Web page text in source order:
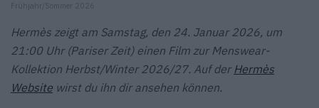
Frühjahr/Sommer 2026
Hermès zeigt am Samstag, den 24. Januar 2026, um
21:00 Uhr (Pariser Zeit) einen Film zur Menswear-
Kollektion Herbst/Winter 2026/27. Auf derHermès
Website wirst du ihn dir ansehen können.